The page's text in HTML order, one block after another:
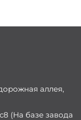
аллея,
(На базе завода